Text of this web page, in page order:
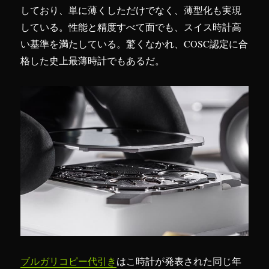
しており、単に薄くしただけでなく、薄型化も実現
している。性能と精度すべて面でも、スイス時計高
い基準を満たしている。驚くなかれ、COSC認定に合
格した史上最薄時計でもあるだ。
ブルガリコピー代引きはこ時計が発表された同じ年